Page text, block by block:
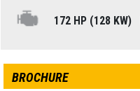
172 HP (128 KW)
BROCHURE